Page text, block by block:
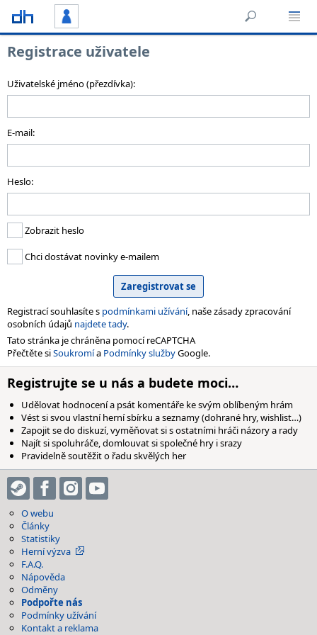
Registrace uživatele
Uživatelské jméno (přezdívka):
E-mail:
Heslo:
Zobrazit heslo
Chci dostávat novinky e-mailem
Registrací souhlasíte s podmínkami užívání, naše zásady zpracování
osobních údajů najdete tady.
Tato stránka je chráněna pomocí reCAPTCHA
Přečtěte siSoukromía Podmínky službyGoogle.
Registrujte se u nás a budete moci…
Udělovat hodnocení a psát komentáře ke svým oblíbeným hrám
Vést si svou vlastní herní sbírku a seznamy (dohrané hry, wishlist…)
Zapojit se do diskuzí, vyměňovat si s ostatními hráči názory a rady
Najít si spoluhráče, domlouvat si společné hry i srazy
Pravidelně soutěžit o řadu skvělých her
O webu
Články
Statistiky
Herní výzva
F.A.Q.
Nápověda
Odměny
Podpořte nás
Podmínky užívání
Kontakt a reklama